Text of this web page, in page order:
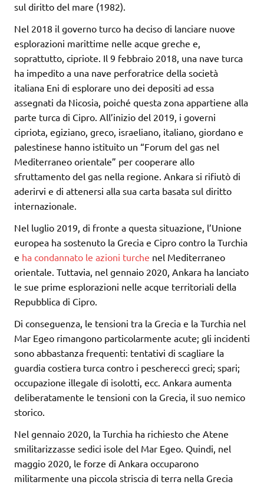
sul diritto del mare (1982).
Nel 2018 il governo turco ha deciso di lanciare nuove
esplorazioni marittime nelle acque greche e,
soprattutto, cipriote. Il 9 febbraio 2018, una nave turca
ha impedito a una nave perforatrice della società
italiana Eni di esplorare uno dei depositi ad essa
assegnati da Nicosia, poiché questa zona appartiene alla
parte turca di Cipro. All’inizio del 2019, i governi
cipriota, egiziano, greco, israeliano, italiano, giordano e
palestinese hanno istituito un “Forum del gas nel
Mediterraneo orientale” per cooperare allo
sfruttamento del gas nella regione. Ankara si rifiutò di
aderirvi e di attenersi alla sua carta basata sul diritto
internazionale.
Nel luglio 2019, di fronte a questa situazione, l’Unione
europea ha sostenuto la Grecia e Cipro contro la Turchia
e ha condannato le azioni turche nel Mediterraneo
orientale. Tuttavia, nel gennaio 2020, Ankara ha lanciato
le sue prime esplorazioni nelle acque territoriali della
Repubblica di Cipro.
Di conseguenza, le tensioni tra la Grecia e la Turchia nel
Mar Egeo rimangono particolarmente acute; gli incidenti
sono abbastanza frequenti: tentativi di scagliare la
guardia costiera turca contro i pescherecci greci; spari;
occupazione illegale di isolotti, ecc. Ankara aumenta
deliberatamente le tensioni con la Grecia, il suo nemico
storico.
Nel gennaio 2020, la Turchia ha richiesto che Atene
smilitarizzasse sedici isole del Mar Egeo. Quindi, nel
maggio 2020, le forze di Ankara occuparono
militarmente una piccola striscia di terra nella Grecia